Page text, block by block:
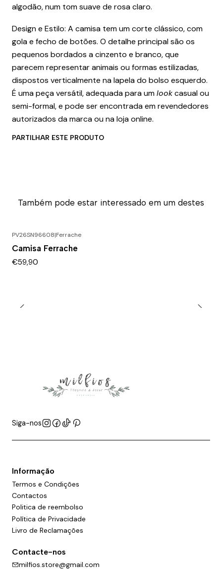
algodão, num tom suave de rosa claro.
Design e Estilo: A camisa tem um corte clássico, com
gola e fecho de botões. O detalhe principal são os
pequenos bordados a cinzento e branco, que
parecem representar animais ou formas estilizadas,
dispostos verticalmente na lapela do bolso esquerdo.
É uma peça versátil, adequada para umlookcasual ou
semi-formal, e pode ser encontrada em revendedores
autorizados da marca ou na loja online.
PARTILHAR ESTE PRODUTO
Também pode estar interessado em um destes
PV26SN96608|Ferrache
Camisa Ferrache
€59,90
Siga-nos
Informação
Termos e Condições
Contactos
Politica de reembolso
Política de Privacidade
Livro de Reclamações
Contacte-nos
milfios.store@gmail.com